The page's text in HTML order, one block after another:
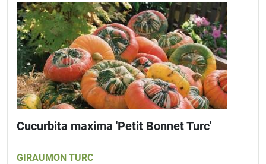
Cucurbita maxima 'Petit Bonnet Turc'
GIRAUMON TURC